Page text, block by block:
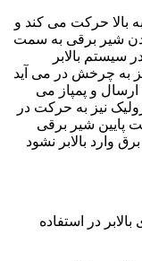
بالا حرکت می کند و
شیر برقی به سمت
بالابر
به چرخش در می آید
و پمپاز می
نیز به حرکت در
پایین شیر برقی
وارد بالابر نشود
در استفاده